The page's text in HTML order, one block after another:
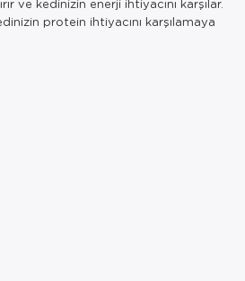
protein ihtiyacını karşılamaya